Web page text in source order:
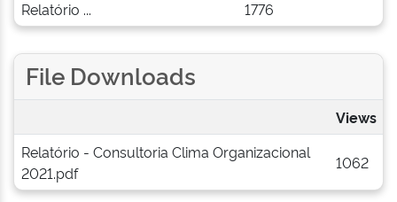
Relatório ...
1776
File Downloads
Views
Relatório - Consultoria Clima Organizacional
2021.pdf
1062